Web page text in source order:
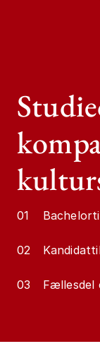
01
02
03 Fællesdel